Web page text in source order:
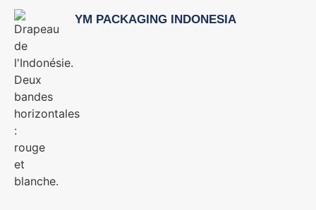
YM PACKAGING INDONESIA